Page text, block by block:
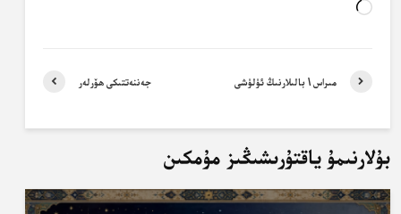
Loading…
جەننەتتىكى ھۆرلەر مىراس \ بالىلارنىڭ ئۈلۈشى
بۇلارنىمۇ ياقتۇرىشىڭىز مۇمكىن